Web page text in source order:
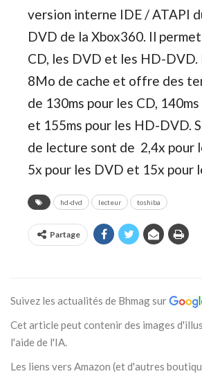
version interne IDE / ATAPI
DVD de la Xbox360. Il
CD, les DVD et les HD-DVD.
8Mo de cache et offre des
de 130ms pour les CD,
et 155ms pour les HD-DVD.
de lecture sont de 2,4x pour
5x pour les DVD et 15x pour
hd-dvd lecteur toshiba
Partage
Suivez les actualités de Bhmag sur
Cet article peut contenir des images
l'aide de l'IA.
Les liens vers Amazon (et d'autres